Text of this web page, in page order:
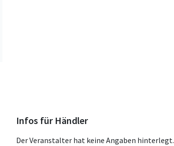
Infos für Händler
Der Veranstalter hat keine Angaben hinterlegt.